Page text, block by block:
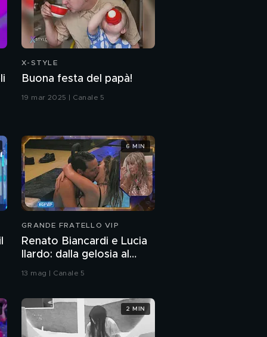
Christian De Sica:
l'intervista integrale
Christian De Sica:
PROSSIMO VIDEO
Il fenomeno Christian
De Sica
La gavetta di Christian
De Sica
"In vacanza su Marte"
X-STYLE
Buona festa del papà!
19 mar 2025 | Canale 5
GRANDE FRATELLO VIP
Renato Biancardi e Lucia
Ilardo: dalla gelosia al
13 mag | Canale 5
6 MIN
2 MIN